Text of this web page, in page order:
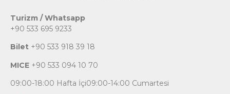
Turizm / Whatsapp
+90 533 695 9233
Bilet +90 533 918 39 18
MICE +90 533 094 10 70
09:00-18:00 Hafta İçi09:00-14:00 Cumartesi